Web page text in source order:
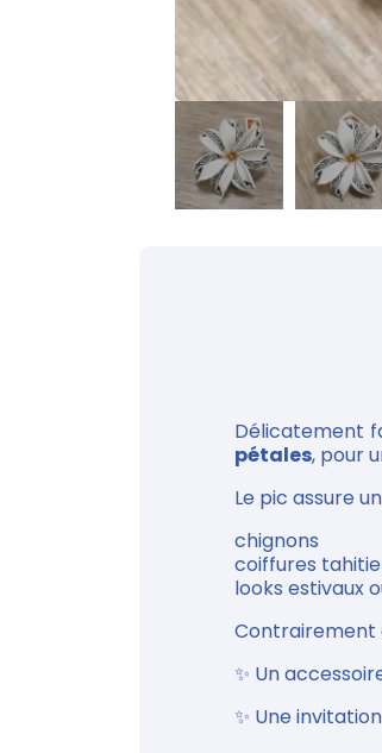
Délicatement
pétales, pour
Le pic assure
chignons
coiffures
looks estivaux
Contrairement
✨ Un
✨ Une